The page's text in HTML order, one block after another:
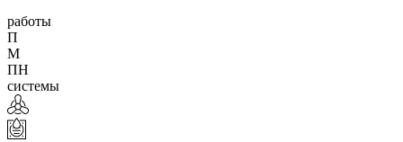
работы
П
М
ПН
системы